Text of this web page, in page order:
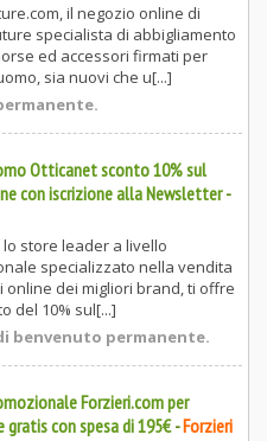
il negozio online di
specialista di abbigliamento
ed accessori firmati per
sia nuovi che u[...]
Otticanet sconto 10% sul
con iscrizione alla Newsletter-
lo store leader a livello
specializzato nella vendita
online dei migliori brand, ti offre
del 10% sul[...]
benvenuto permanente.
Forzieri.com per
gratis con spesa di 195€-Forzieri